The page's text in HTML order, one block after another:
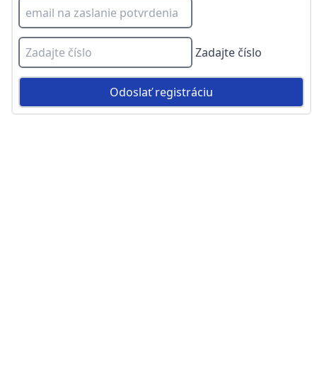
Zadajte číslo
Odoslať registráciu